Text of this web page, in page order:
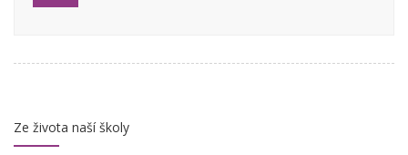
Ze života naší školy